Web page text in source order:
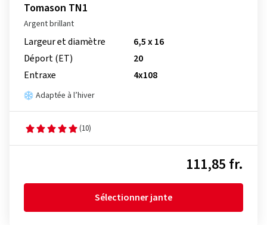
Tomason TN1
Argent brillant
Largeur et diamètre
6,5 x 16
Déport (ET)
20
Entraxe
4x108
Adaptée à l’hiver
(10)
111,85 fr.
Sélectionner jante